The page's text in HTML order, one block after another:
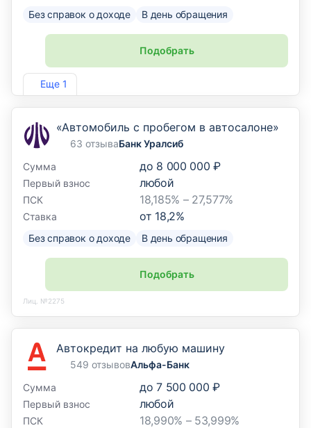
Еще 1
Без справок о доходе В день обращения
Подобрать
Лиц. №2766
«Автомобиль с пробегом в автосалоне»
63 отзываБанк Уралсиб
Сумма
до 8 000 000 ₽
Первый взнос любой
ПСК 18,185% – 27,577%
Ставка от 18,2%
Без справок о доходе В день обращения
Подобрать
Лиц. №2275
Автокредит на любую машину
549 отзывовАльфа-Банк
Сумма
до 7 500 000 ₽
Первый взнос любой
ПСК 18,990% – 53,999%